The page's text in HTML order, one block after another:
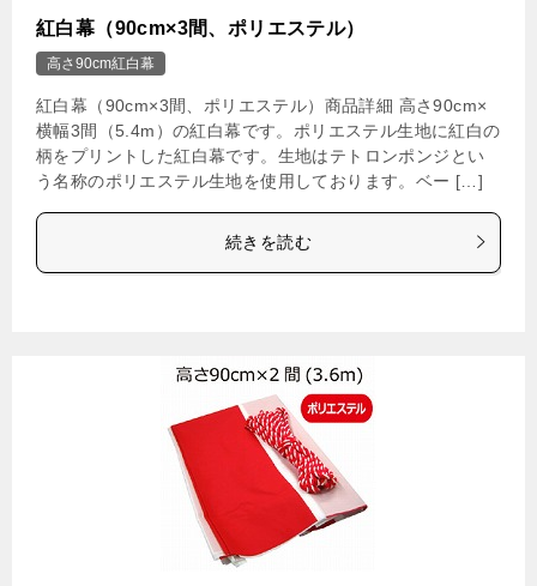
紅白幕（90cm×3間、ポリエステル）
高さ90cm紅白幕
紅白幕（90cm×3間、ポリエステル）商品詳細 高さ90cm×
横幅3間（5.4m）の紅白幕です。ポリエステル生地に紅白の
柄をプリントした紅白幕です。生地はテトロンポンジとい
う名称のポリエステル生地を使用しております。ベー […]
続きを読む